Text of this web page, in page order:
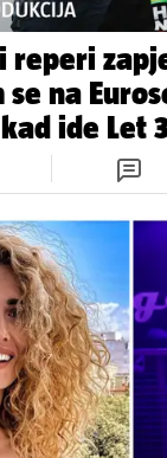
reperi
se na
ide Let